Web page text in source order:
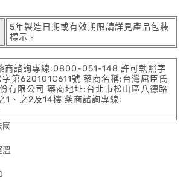
5年製造日期或有效期限請詳見產品包裝
標示。
商諮詢專線:0800-051-148 許可執照字
第620101C611號 藥商名稱:台灣屈臣氏
有限公司 藥商地址:台北市松山區八德路
1、之2及14樓 藥商諮詢專線:
國
溫